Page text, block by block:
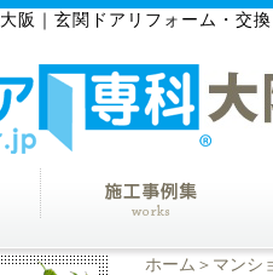
大阪｜玄関ドアリフォーム・交
ホーム ＞マンシ